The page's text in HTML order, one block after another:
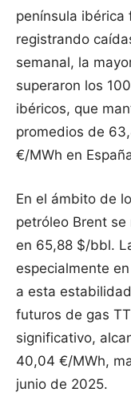
península ibérica
registrando
semanal, la
superaron los
ibéricos, que
promedios de
€/MWh en
En el ámbito de
petróleo Brent
en 65,88 $/bbl.
especialmente
a esta
futuros de gas
significativo,
40,04 €/MWh,
junio de 2025.